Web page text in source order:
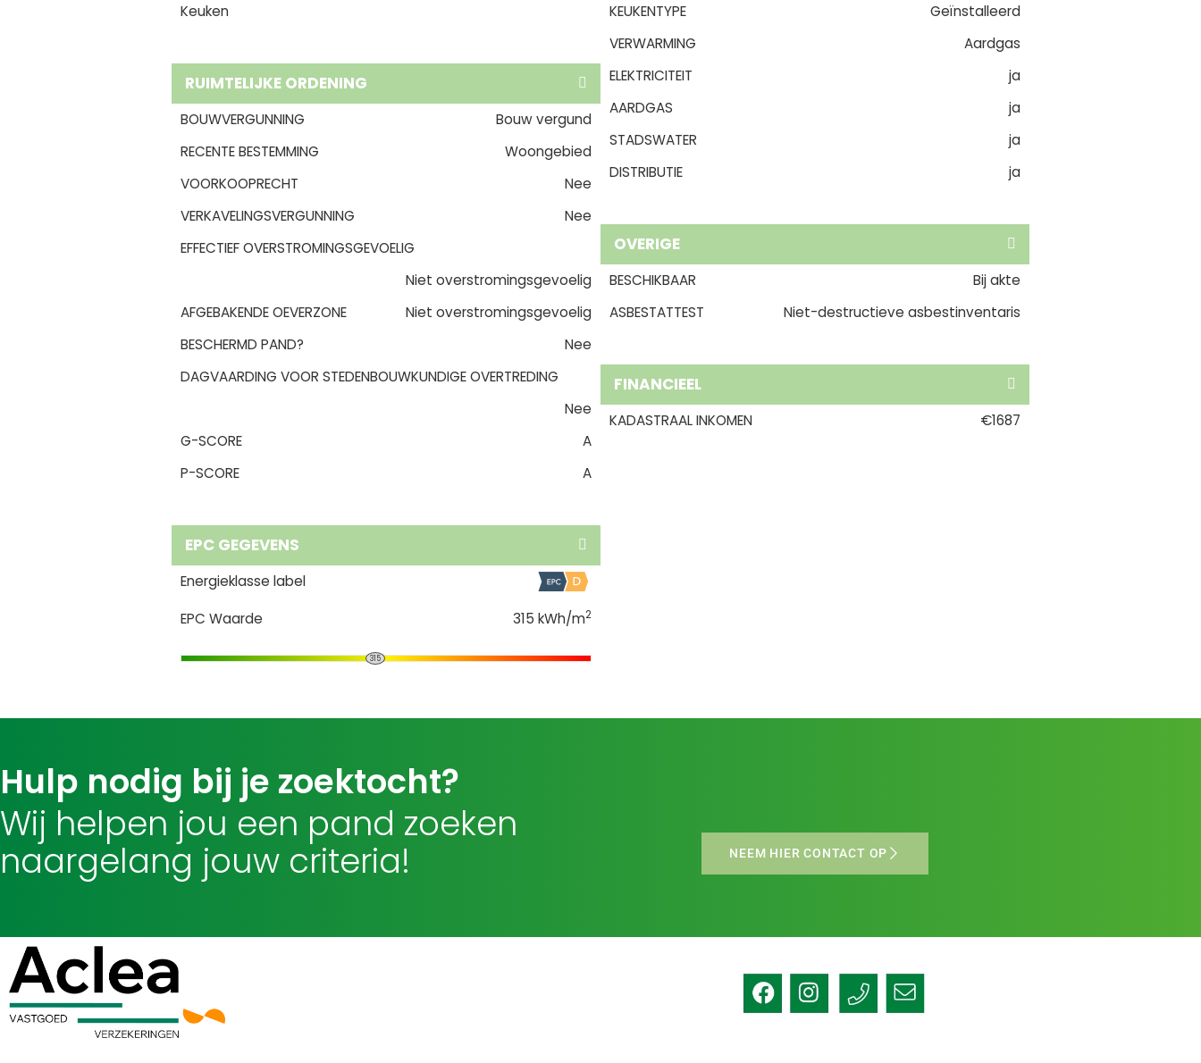
Keuken
RUIMTELIJKE ORDENING
BOUWVERGUNNING
Bouw vergund
RECENTE BESTEMMING
Woongebied
VOORKOOPRECHT
Nee
VERKAVELINGSVERGUNNING
Nee
EFFECTIEF OVERSTROMINGSGEVOELIG
Niet overstromingsgevoelig
AFGEBAKENDE OEVERZONE
Niet overstromingsgevoelig
BESCHERMD PAND?
Nee
DAGVAARDING VOOR STEDENBOUWKUNDIGE OVERTREDING
Nee
G-SCORE
A
P-SCORE
A
EPC GEGEVENS
Energieklasse label
EPC Waarde
315 kWh/m2
315
KEUKENTYPE
Geïnstalleerd
VERWARMING
Aardgas
ELEKTRICITEIT
ja
AARDGAS
ja
STADSWATER
ja
DISTRIBUTIE
ja
OVERIGE
BESCHIKBAAR
Bij akte
ASBESTATTEST
Niet-destructieve asbestinventaris
FINANCIEEL
KADASTRAAL INKOMEN €1687
Hulp nodig bij je zoektocht?
Wij helpen jou een pand zoeken
naargelang jouw criteria!
NEEM HIER CONTACT OP